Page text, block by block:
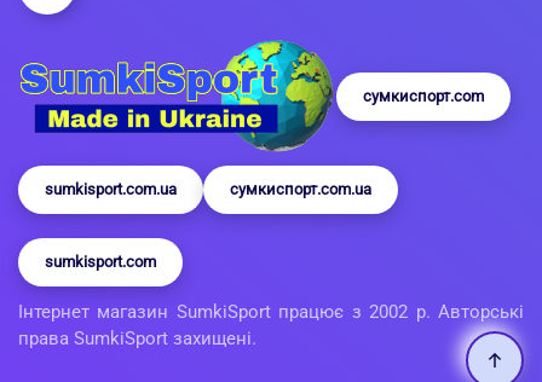
сумкиспорт.com
sumkisport.com.ua сумкиспорт.com.ua
sumkisport.com
Інтернет магазин SumkiSport працює з 2002 р. Авторські
права SumkiSport захищені.